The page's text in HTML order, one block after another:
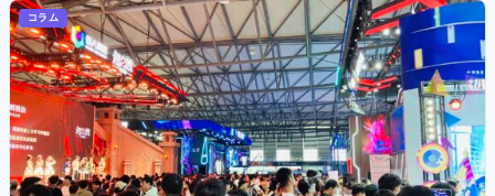
コラム